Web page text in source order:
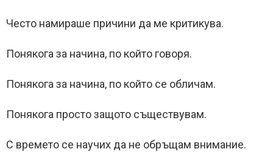
Често намираше причини да ме критикува.
Понякога за начина, по който говоря.
Понякога за начина, по който се обличам.
Понякога просто защото съществувам.
С времето се научих да не обръщам внимание.